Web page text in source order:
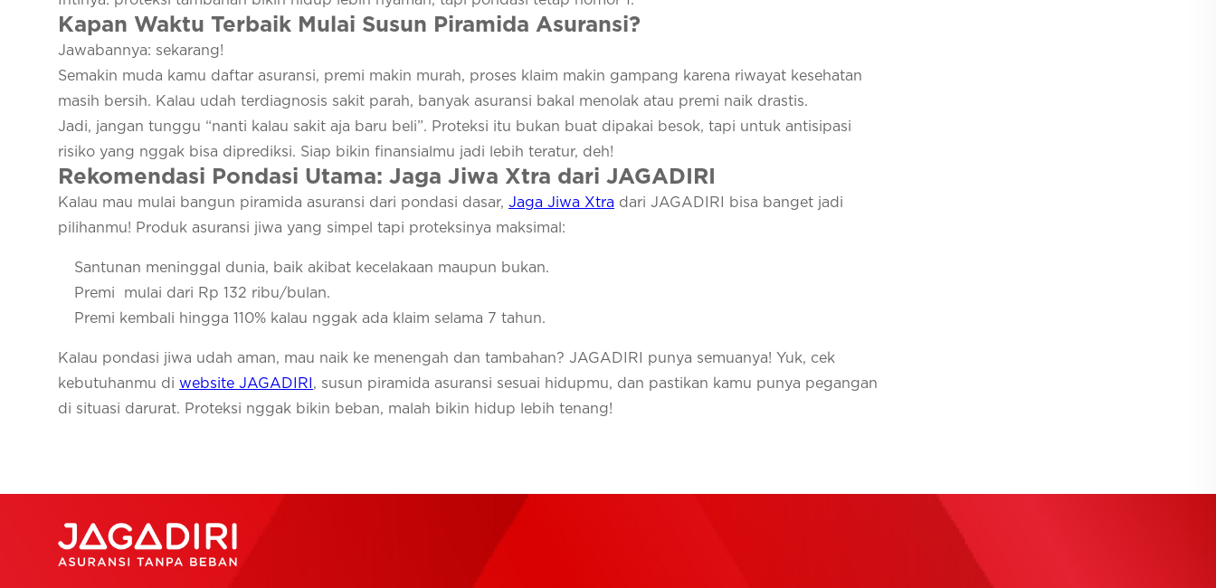
Kapan Waktu Terbaik Mulai Susun Piramida Asuransi?
Jawabannya: sekarang!
Semakin muda kamu daftar asuransi, premi makin murah, proses klaim makin gampang karena riwayat kesehatan
masih bersih. Kalau udah terdiagnosis sakit parah, banyak asuransi bakal menolak atau premi naik drastis.
Jadi, jangan tunggu “nanti kalau sakit aja baru beli”. Proteksi itu bukan buat dipakai besok, tapi untuk antisipasi
risiko yang nggak bisa diprediksi. Siap bikin finansialmu jadi lebih teratur, deh!
Rekomendasi Pondasi Utama: Jaga Jiwa Xtra dari JAGADIRI
Kalau mau mulai bangun piramida asuransi dari pondasi dasar, Jaga Jiwa Xtra dari JAGADIRI bisa banget jadi
pilihanmu! Produk asuransi jiwa yang simpel tapi proteksinya maksimal:
Santunan meninggal dunia, baik akibat kecelakaan maupun bukan.
Premi mulai dari Rp 132 ribu/bulan.
Premi kembali hingga 110% kalau nggak ada klaim selama 7 tahun.
Kalau pondasi jiwa udah aman, mau naik ke menengah dan tambahan? JAGADIRI punya semuanya! Yuk, cek
kebutuhanmu di website JAGADIRI , susun piramida asuransi sesuai hidupmu, dan pastikan kamu punya pegangan
di situasi darurat. Proteksi nggak bikin beban, malah bikin hidup lebih tenang!